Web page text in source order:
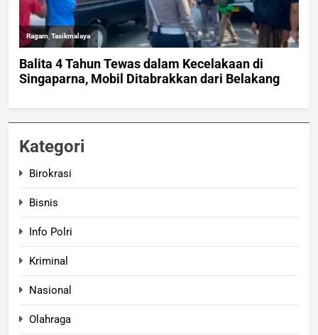
Kategori
Birokrasi
Bisnis
Info Polri
Kriminal
Nasional
Olahraga